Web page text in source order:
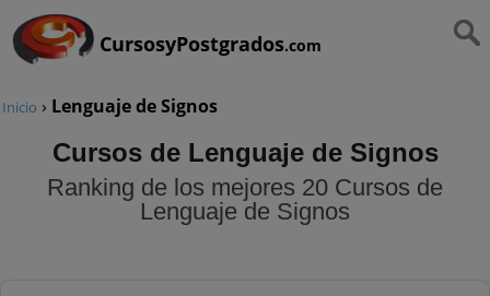
CursosyPostgrados.com
Inicio › Lenguaje de Signos
Cursos de Lenguaje de Signos
Ranking de los mejores 20 Cursos de
Lenguaje de Signos